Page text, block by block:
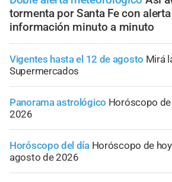
tormenta por Santa Fe con
información minuto a minuto
Vigentes hasta el 12 de agosto Mirá
Supermercados
Panorama astrológico Horóscopo
2026
Horóscopo del día Horóscopo de
agosto de 2026